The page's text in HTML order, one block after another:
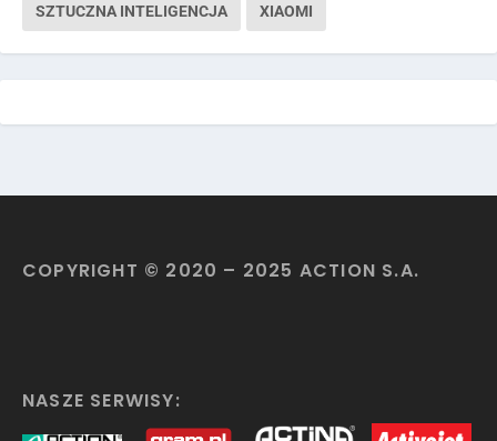
SZTUCZNA INTELIGENCJA XIAOMI
COPYRIGHT © 2020 – 2025 ACTION S.A.
NASZE SERWISY: